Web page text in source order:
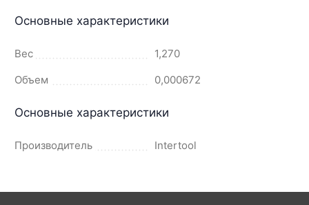
Основные характеристики
Вес
1,270
Объем
0,000672
Основные характеристики
Производитель Intertool